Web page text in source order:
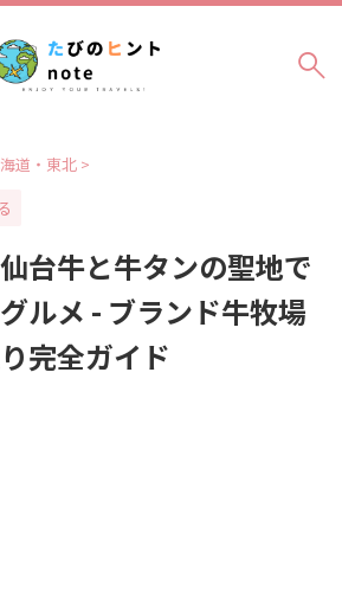
道・東北 >
仙台牛と牛タンの聖地で
ルメ - ブランド牛牧場
完全ガイド